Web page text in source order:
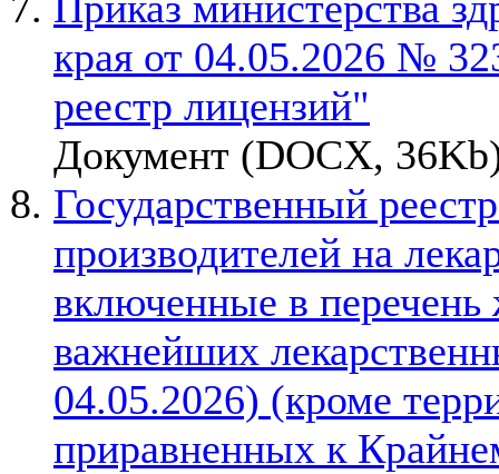
края от 04.05.2026 №
реестр лицензий"
Документ (DOCX,
Государственный
производителей на
включенные в
важнейших
04.05.2026) (кроме
приравненных к